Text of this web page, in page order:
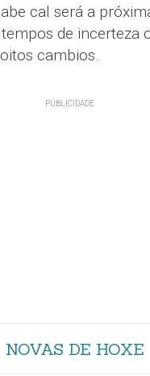
cal será a
de incerteza
cambios.
NOVAS DE HOXE